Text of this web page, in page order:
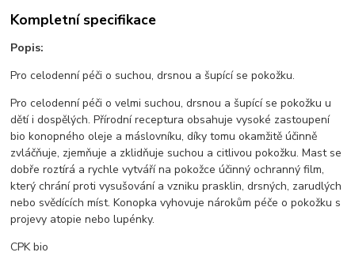
Kompletní specifikace
Popis:
Pro celodenní péči o suchou, drsnou a šupící se pokožku.
Pro celodenní péči o velmi suchou, drsnou a šupící se pokožku u
dětí i dospělých. Přírodní receptura obsahuje vysoké zastoupení
bio konopného oleje a máslovníku, díky tomu okamžitě účinně
zvláčňuje, zjemňuje a zklidňuje suchou a citlivou pokožku. Mast se
dobře roztírá a rychle vytváří na pokožce účinný ochranný film,
který chrání proti vysušování a vzniku prasklin, drsných, zarudlých
nebo svědících míst. Konopka vyhovuje nárokům péče o pokožku s
projevy atopie nebo lupénky.
CPK bio